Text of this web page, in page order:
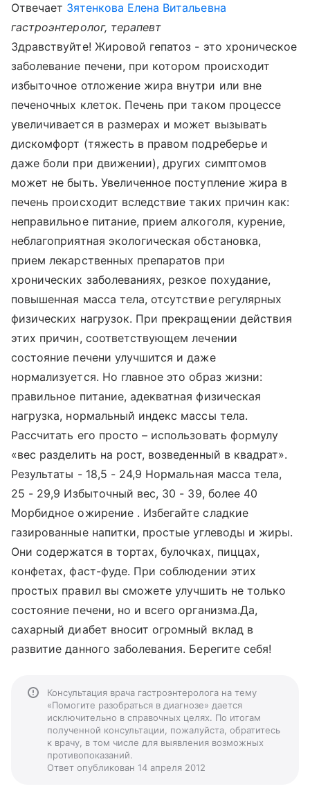
Отвечает Зятенкова Елена Витальевна
гастроэнтеролог, терапевт
Здравствуйте! Жировой гепатоз - это хроническое
заболевание печени, при котором происходит
избыточное отложение жира внутри или вне
печеночных клеток. Печень при таком процессе
увеличивается в размерах и может вызывать
дискомфорт (тяжесть в правом подреберье и
даже боли при движении), других симптомов
может не быть. Увеличенное поступление жира в
печень происходит вследствие таких причин как:
неправильное питание, прием алкоголя, курение,
неблагоприятная экологическая обстановка,
прием лекарственных препаратов при
хронических заболеваниях, резкое похудание,
повышенная масса тела, отсутствие регулярных
физических нагрузок. При прекращении действия
этих причин, соответствующем лечении
состояние печени улучшится и даже
нормализуется. Но главное это образ жизни:
правильное питание, адекватная физическая
нагрузка, нормальный индекс массы тела.
Рассчитать его просто – использовать формулу
«вес разделить на рост, возведенный в квадрат».
Результаты - 18,5 - 24,9 Нормальная масса тела,
25 - 29,9 Избыточный вес, 30 - 39, более 40
Морбидное ожирение . Избегайте сладкие
газированные напитки, простые углеводы и жиры.
Они содержатся в тортах, булочках, пиццах,
конфетах, фаст-фуде. При соблюдении этих
простых правил вы сможете улучшить не только
состояние печени, но и всего организма.Да,
сахарный диабет вносит огромный вклад в
развитие данного заболевания. Берегите себя!
Консультация врача гастроэнтеролога на тему
«Помогите разобраться в диагнозе» дается
исключительно в справочных целях. По итогам
полученной консультации, пожалуйста, обратитесь
к врачу, в том числе для выявления возможных
противопоказаний.
Ответ опубликован 14 апреля 2012